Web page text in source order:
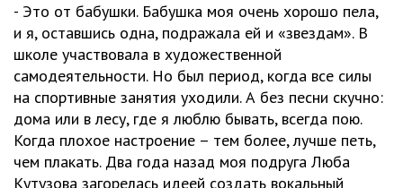
- Это от бабушки. Бабушка моя очень хорошо пела,
и я, оставшись одна, подражала ей и «звездам». В
школе участвовала в художественной
самодеятельности. Но был период, когда все силы
на спортивные занятия уходили. А без песни скучно:
дома или в лесу, где я люблю бывать, всегда пою.
Когда плохое настроение – тем более, лучше петь,
чем плакать. Два года назад моя подруга Люба
Кутузова загорелась идеей создать вокальный